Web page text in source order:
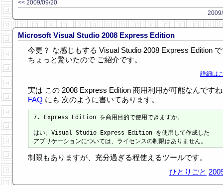
<< 2009/09/20
Microsoft Visual Studio 2008 Express Edition
今更？ な感じもする Visual Studio 2008 Express Edition
ちょっと驚いたので ご紹介です。
詳細は
実は この 2008 Express Edition 商用利用が可能なんです
FAQ にも 次のように書いてあります。
7. Express Edition を商用目的で使用できますか。
はい。Visual Studio Express Edition を使用して作成した
制限もありますが、充分過ぎる程使えるツールです。
ひとりごと